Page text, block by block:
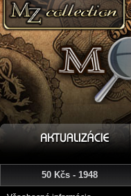
50 Kčs - 1948